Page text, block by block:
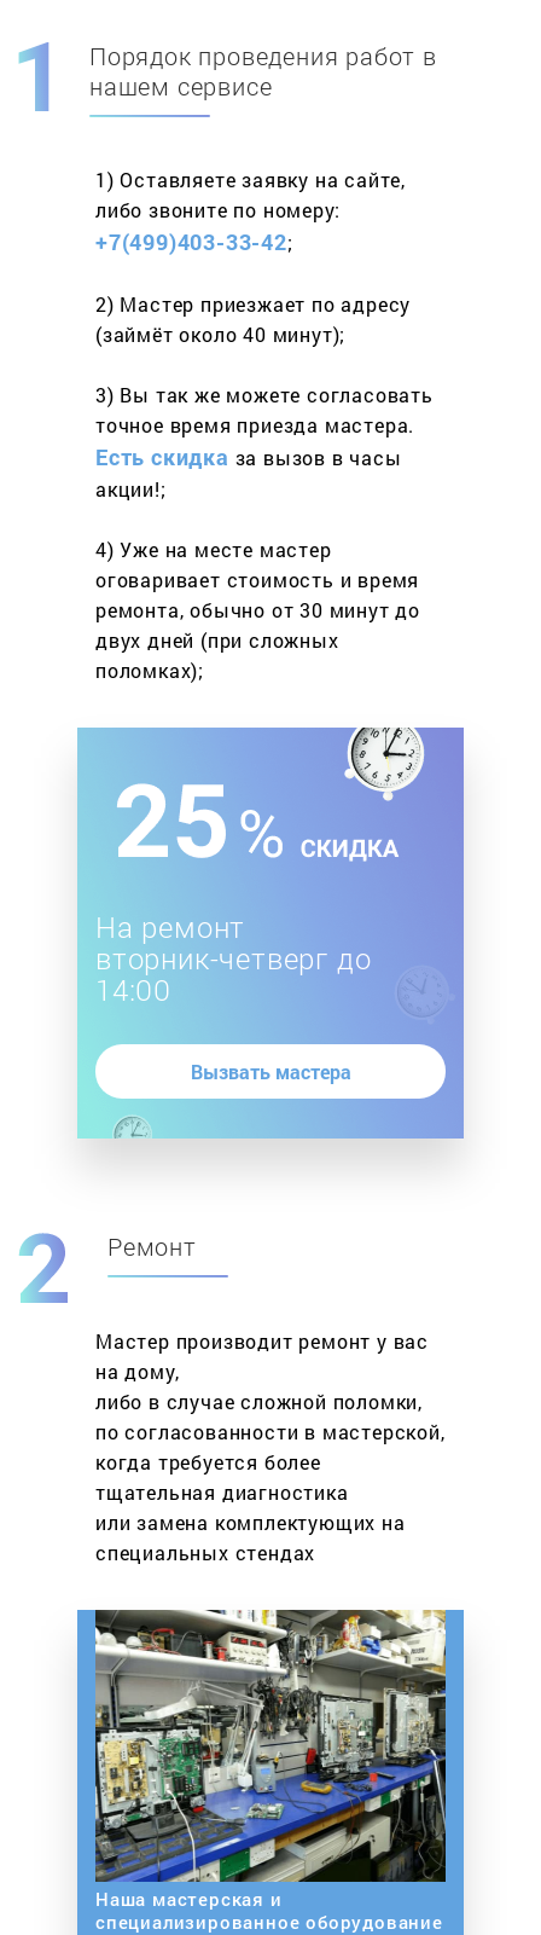
Скидка при первомзаказе на адрес
составит 15%
Работаем более 10 лет
весь спектр услуг
Порядок проведения работ в
нашем сервисе
1) Оставляете заявку на сайте,
либо звоните по номеру:
+7(499)403-33-42;
2) Мастер приезжает по адресу
(займёт около 40 минут);
3) Вы так же можете согласовать
точное время приезда мастера.
Есть скидка за вызов в часы
акции!;
4) Уже на месте мастер
оговаривает стоимость и время
ремонта, обычно от 30 минут до
двух дней (при сложных
поломках);
На ремонт
вторник-четверг до
14:00
Вызвать мастера
Ремонт
Мастер производит ремонт у вас
на дому,
либо в случае сложной поломки,
по согласованности в мастерской,
когда требуется более
тщательная диагностика
или замена комплектующих на
специальных стендах
Наша мастерская и
специализированное оборудование